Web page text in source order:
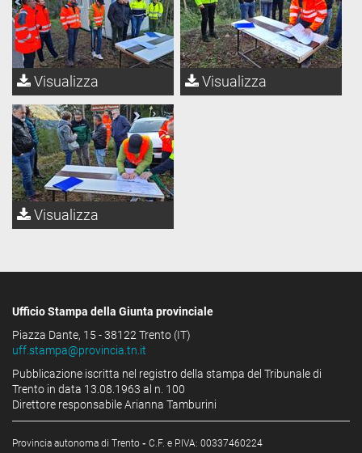
Visualizza Visualizza
Visualizza
Ufficio Stampa della Giunta provinciale
Piazza Dante, 15 - 38122 Trento (IT)
uff.stampa@provincia.tn.it
Pubblicazione iscritta nel registro della stampa del Tribunale di
Trento in data 13.08.1963 al n. 100
Direttore responsabile Arianna Tamburini
Provincia autonoma di Trento - C.F. e P.IVA: 00337460224